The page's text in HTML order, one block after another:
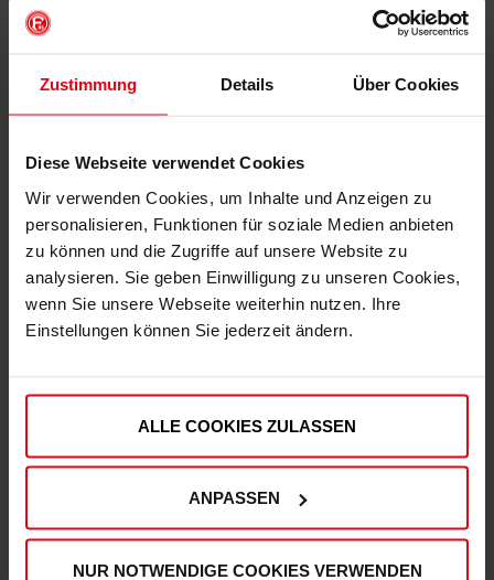
Zustimmung Details Über Cookies
Diese Webseite verwendet Cookies
Wir verwenden Cookies, um Inhalte und Anzeigen zu
personalisieren, Funktionen für soziale Medien anbieten
zu können und die Zugriffe auf unsere Website zu
analysieren. Sie geben Einwilligung zu unseren Cookies,
wenn Sie unsere Webseite weiterhin nutzen. Ihre
Einstellungen können Sie jederzeit ändern.
ALLE COOKIES ZULASSEN
ANPASSEN
NUR NOTWENDIGE COOKIES VERWENDEN
€ 19,95
Mitgliederpreis: € 17,96
(2)
€ 19,95 € 14,95